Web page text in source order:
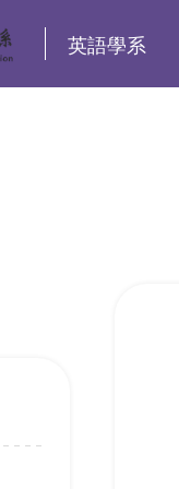
英語學系